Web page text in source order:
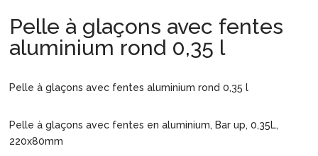
Pelle à glaçons avec fentes
aluminium rond 0,35 l
Pelle à glaçons avec fentes aluminium rond 0,35 l
Pelle à glaçons avec fentes en aluminium, Bar up, 0,35L,
220x80mm